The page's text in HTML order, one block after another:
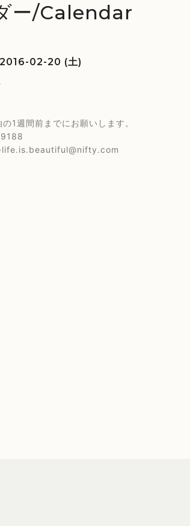
ー/Calendar
2016-02-20 (土)
1週間前までにお願いします。
life.is.beautiful@nifty.com